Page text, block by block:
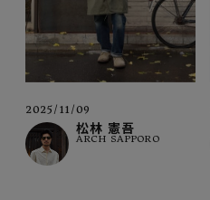
2025/11/09
松林 憲吾
ARCH SAPPORO